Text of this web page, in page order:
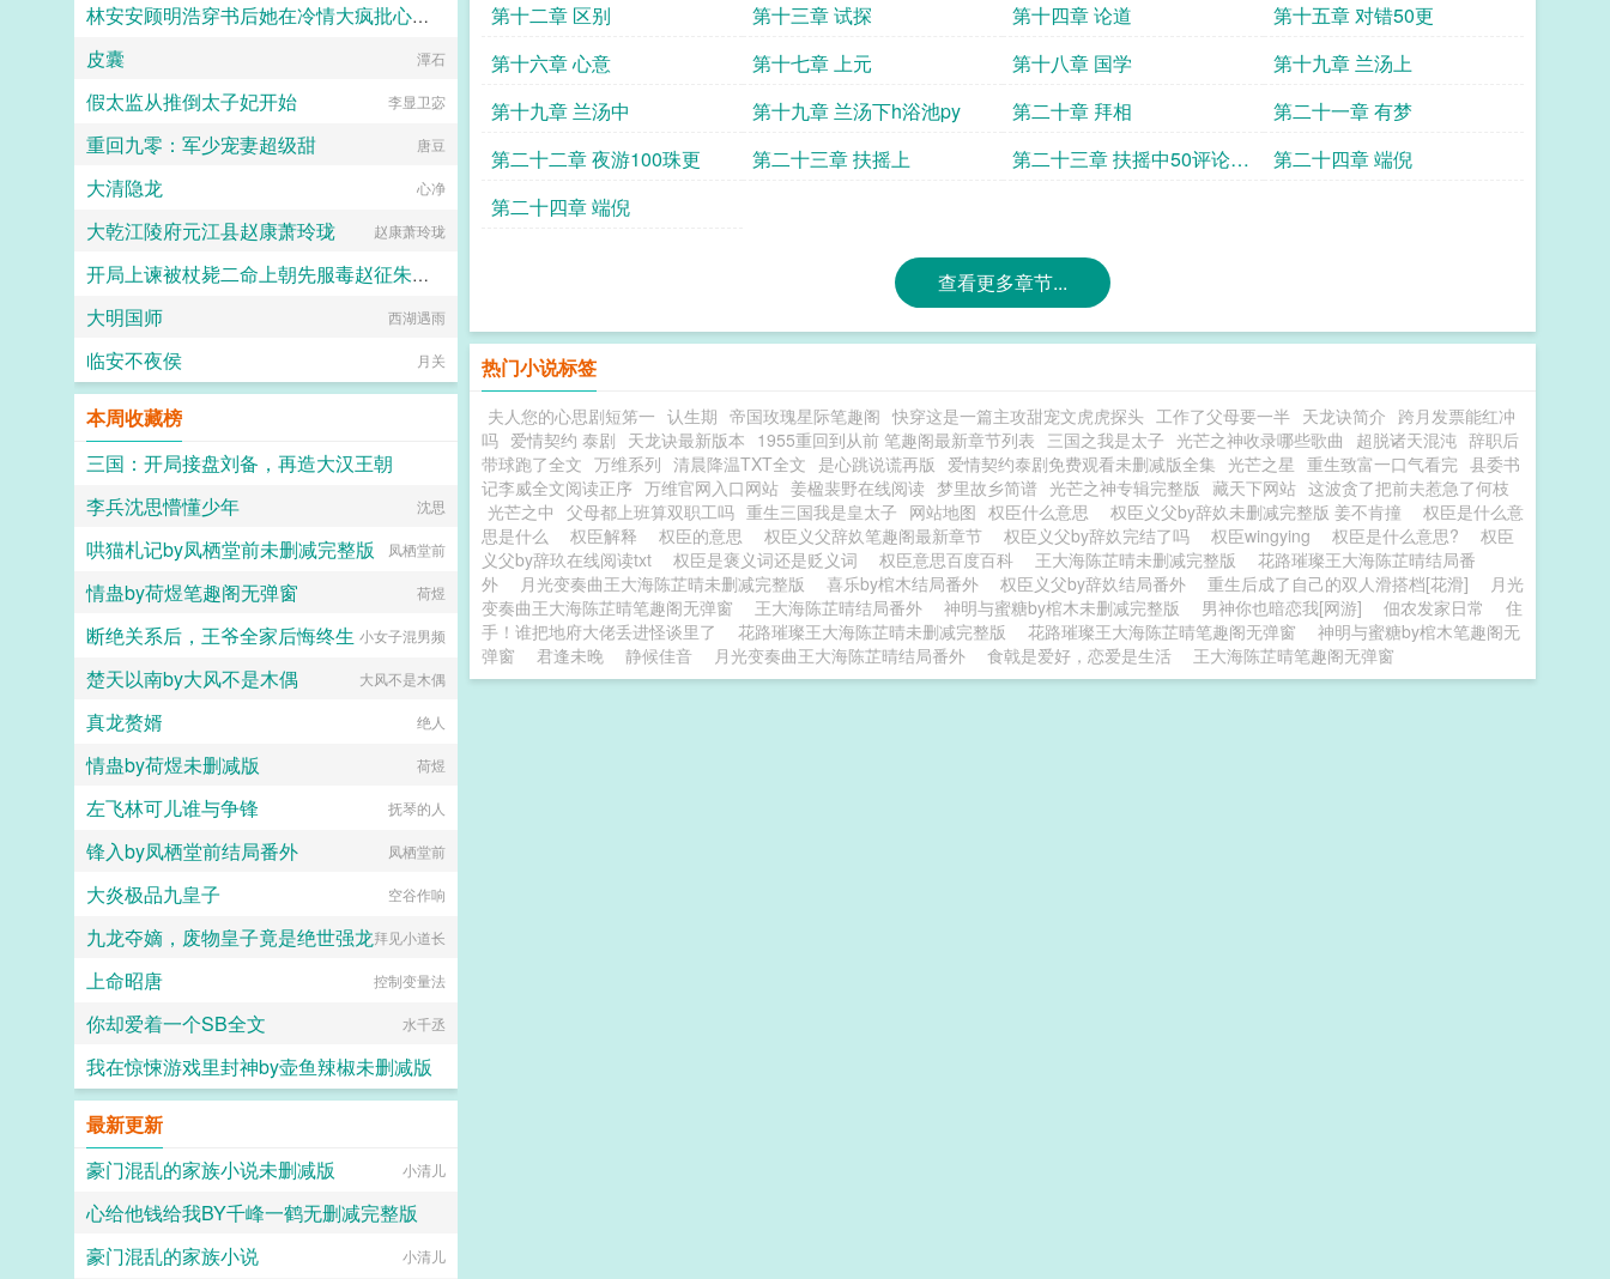
第十二章 区别
第十三章 试探 第十四章 论道
第十五章 对错50更
第十六章 心意
第十七章 上元 第十八章 国学
第十九章 兰汤上
第十九章 兰汤中
第十九章 兰汤下h浴池py 第二十章 拜相
第二十一章 有梦
第二十二章 夜游100珠更
第二十三章 扶摇上
第二十三章 扶摇中50评论加
第二十四章 端倪
第二十四章 端倪
查看更多章节...
热门小说标签
夫人您的心思剧短笫一 认生期 帝国玫瑰星际笔趣阁 快穿这是一篇主攻甜宠文虎虎探头 工作了父母要一半 天龙诀简介 跨月发票能红冲
吗 爱情契约 泰剧 天龙诀最新版本 1955重回到从前 笔趣阁最新章节列表 三国之我是太子 光芒之神收录哪些歌曲 超脱诸天混沌 辞职后
带球跑了全文 万维系列 清晨降温TXT全文 是心跳说谎再版 爱情契约泰剧免费观看未删减版全集 光芒之星 重生致富一口气看完 县委书
记李威全文阅读正序 万维官网入口网站 姜楹裴野在线阅读 梦里故乡简谱 光芒之神专辑完整版 藏天下网站 这波贪了把前夫惹急了何枝
光芒之中 父母都上班算双职工吗 重生三国我是皇太子 网站地图 权臣什么意思 权臣义父by辞奺未删减完整版 姜不肯撞
权臣是什么意
思是什么
权臣解释 权臣的意思 权臣义父辞奺笔趣阁最新章节 权臣义父by辞奺完结了吗 权臣wingying 权臣是什么意思?
权臣
义父by辞玖在线阅读txt
权臣是褒义词还是贬义词 权臣意思百度百科 王大海陈芷晴未删减完整版
花路璀璨王大海陈芷晴结局番
外
月光变奏曲王大海陈芷晴未删减完整版 喜乐by棺木结局番外 权臣义父by辞奺结局番外 重生后成了自己的双人滑搭档[花滑]
月光
变奏曲王大海陈芷晴笔趣阁无弹窗
王大海陈芷晴结局番外 神明与蜜糖by棺木未删减完整版 男神你也暗恋我[网游] 佃农发家日常
住
手！谁把地府大佬丢进怪谈里了
花路璀璨王大海陈芷晴未删减完整版 花路璀璨王大海陈芷晴笔趣阁无弹窗
神明与蜜糖by棺木笔趣阁无
弹窗
君逢未晚 静候佳音 月光变奏曲王大海陈芷晴结局番外 食戟是爱好，恋爱是生活 王大海陈芷晴笔趣阁无弹窗
林安安顾明浩穿书后她在冷情大疯批心头蹦迪
佚名
皮囊 潭石
假太监从推倒太子妃开始 李显卫宓
重回九零：军少宠妻超级甜 唐豆
大清隐龙 心净
大乾江陵府元江县赵康萧玲珑 赵康萧玲珑
开局上谏被杖毙二命上朝先服毒赵征朱重八无错版
赵征朱重八大结局
大明国师 西湖遇雨
临安不夜侯 月关
本周收藏榜
三国：开局接盘刘备，再造大汉王朝
长弓挽月
李兵沈思懵懂少年 沈思
哄猫札记by凤栖堂前未删减完整版 凤栖堂前
情蛊by荷煜笔趣阁无弹窗 荷煜
断绝关系后，王爷全家后悔终生 小女子混男频
楚天以南by大风不是木偶 大风不是木偶
真龙赘婿 绝人
情蛊by荷煜未删减版 荷煜
左飞林可儿谁与争锋 抚琴的人
锋入by凤栖堂前结局番外 凤栖堂前
大炎极品九皇子 空谷作响
九龙夺嫡，废物皇子竟是绝世强龙拜见小道长
上命昭唐 控制变量法
你却爱着一个SB全文 水千丞
我在惊悚游戏里封神by壶鱼辣椒未删减版
最新更新
豪门混乱的家族小说未删减版
小清儿
心给他钱给我BY千峰一鹤无删减完整版
千峰一鹤
豪门混乱的家族小说 小清儿